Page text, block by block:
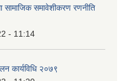
सामाजिक समावेशीकरण रणनीति
- 11:14
कार्यविधि २०७९